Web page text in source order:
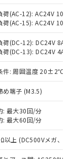
荷(AC-12): AC24V 10A/
荷(AC-15): AC24V
荷(DC-12): DC24V 8A/
荷(DC-13): DC24V 4A/
件: 周囲温度 20±2℃、
め端子 (M3.5)
: 最大30回/分
: 最大60回/分
以上 (DC500Vメガ、点
のうえ
業取扱
価格
ので
もある
果は、
内デー
り、閲
よび標
質）の
出す予
質）の
認中の
で、有
として
などや
下、 カド
ビフェニル
RoHSの
RoHSの
。
へお問
カドミウ
、外国
商品
を輸出
、日本
引許
続きを